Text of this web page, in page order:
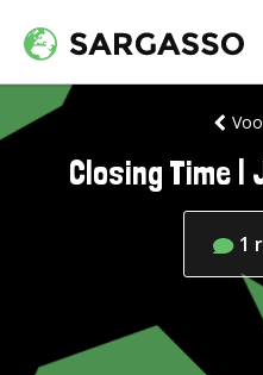
Closing Time |
1